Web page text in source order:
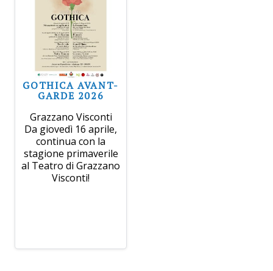
GOTHICA AVANT-
GARDE 2026
Grazzano Visconti
Da giovedì 16 aprile,
continua con la
stagione primaverile
al Teatro di Grazzano
Visconti!